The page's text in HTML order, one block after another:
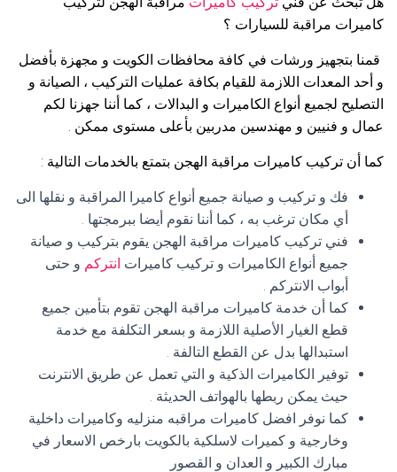
كاميرات مراقبة للسيارات ؟
قمنا بتجهيز ورشات في كافة محافظات الكويت و مجهزة بأفضل
و أحد المعدات اللازمة للقيام بكافة عمليات التركيب ، الصيانة و
التصليح لجميع أنواع الكاميرات و البدالات ، كما أننا جهزنا لكم
عمال و فنيين و مهندسين مدربين بأعلى مستوى ممكن .
كما أن تركيب كاميرات مراقبة الهجن بتمتع بالخدمات التالية :
فك و تركيب و صيانة جميع أنواع كاميرا المراقبة و نقلها الى
أي مكان ترغب به ، كما أننا نقوم أيضا ببرمجتها .
فني تركيب كاميرات مراقبة الهجن يقوم بتركيب و صيانة
جميع أنواع الكاميرات و تركيب كاميرات انتركم و حتى
أبواب الانتركم .
كما أن خدمة كاميرات مراقبة الهجن تقوم بتأمين جميع
قطع الغيار الأصلية اللازمة و بسعر التكلفة مع خدمة
استبدالها بدل عن القطع التالفة .
توفير الكاميرات الذكية و التي تعمل عن طريق الانترنت
حيث يمكن ربطها بالهواتف الحديثة .
كما نوفر افضل كاميرات مراقبه منزليه وكاميرات داخلية
وخارجية و كميرات لاسلكية بالكويت بارخص الاسعار في
مبارك الكبير و العدان و القصور